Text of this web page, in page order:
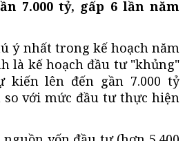
7.000 tỷ, gấp 6 lần năm
ý nhất trong kế hoạch năm
là kế hoạch đầu tư "khủng"
lên đến gần 7.000 tỷ
so với mức đầu tư thực hiện